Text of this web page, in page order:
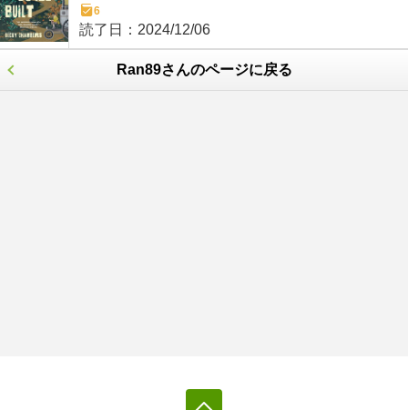
6
読了日： 2024/12/06
Ran89さんのページに戻る